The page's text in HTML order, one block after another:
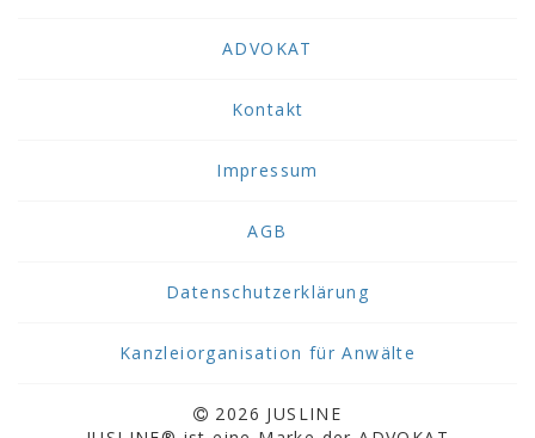
ADVOKAT
Kontakt
Impressum
AGB
Datenschutzerklärung
Kanzleiorganisation für Anwälte
2026 JUSLINE